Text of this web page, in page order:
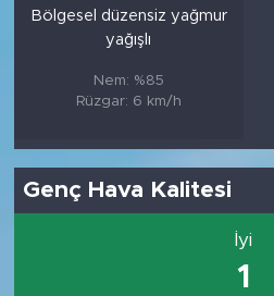
Bölgesel düzensiz yağmur
yağışlı
Nem: %85
Rüzgar: 6 km/h
Genç Hava Kalitesi
İyi
1